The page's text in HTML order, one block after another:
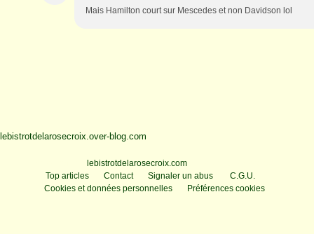
Mais Hamilton court sur Mescedes et non Davidson lol
lebistrotdelarosecroix.over-blog.com
lebistrotdelarosecroix.com
Top articles
Contact Signaler un abus
C.G.U.
Cookies et données personnelles
Préférences cookies